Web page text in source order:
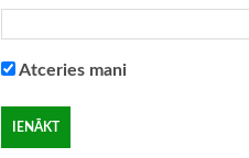
Atceries mani